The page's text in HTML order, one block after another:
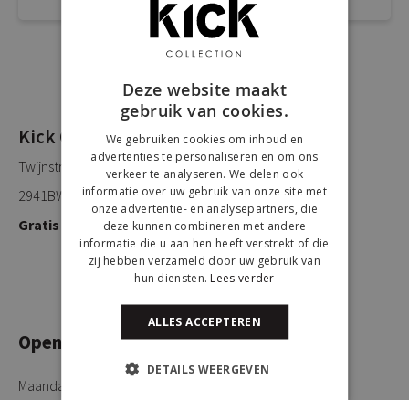
Kick Collection
Twijnstraweg 2
2941BW Lekkerkerk
Gratis parkeren
Openingstijden
Maandag
Deze website maakt
gebruik van cookies.
We gebruiken cookies om inhoud en
advertenties te personaliseren en om ons
verkeer te analyseren. We delen ook
informatie over uw gebruik van onze site met
onze advertentie- en analysepartners, die
deze kunnen combineren met andere
informatie die u aan hen heeft verstrekt of die
zij hebben verzameld door uw gebruik van
hun diensten. Lees verder
ALLES ACCEPTEREN
DETAILS WEERGEVEN